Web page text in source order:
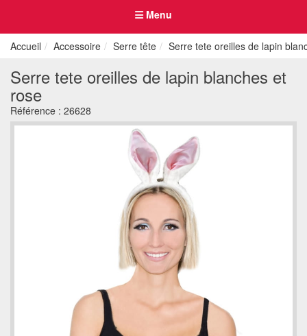
Menu
Accueil Accessoire Serre tête Serre tete oreilles de lapin
Serre tete oreilles de lapin blanches et
rose
Référence : 26628